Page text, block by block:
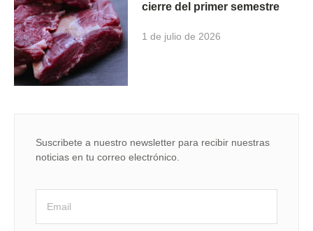
cierre del primer semestre
1 de julio de 2026
Suscribete a nuestro newsletter para recibir nuestras
noticias en tu correo electrónico.